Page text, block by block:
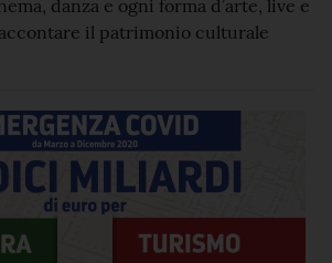
danza e ogni forma d’arte, live e
il patrimonio culturale